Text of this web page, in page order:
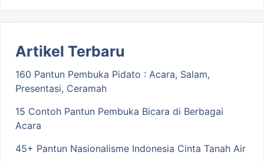
Artikel Terbaru
160 Pantun Pembuka Pidato : Acara, Salam,
Presentasi, Ceramah
15 Contoh Pantun Pembuka Bicara di Berbagai
Acara
45+ Pantun Nasionalisme Indonesia Cinta Tanah Air